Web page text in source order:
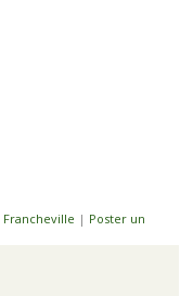
Francheville | Poster un